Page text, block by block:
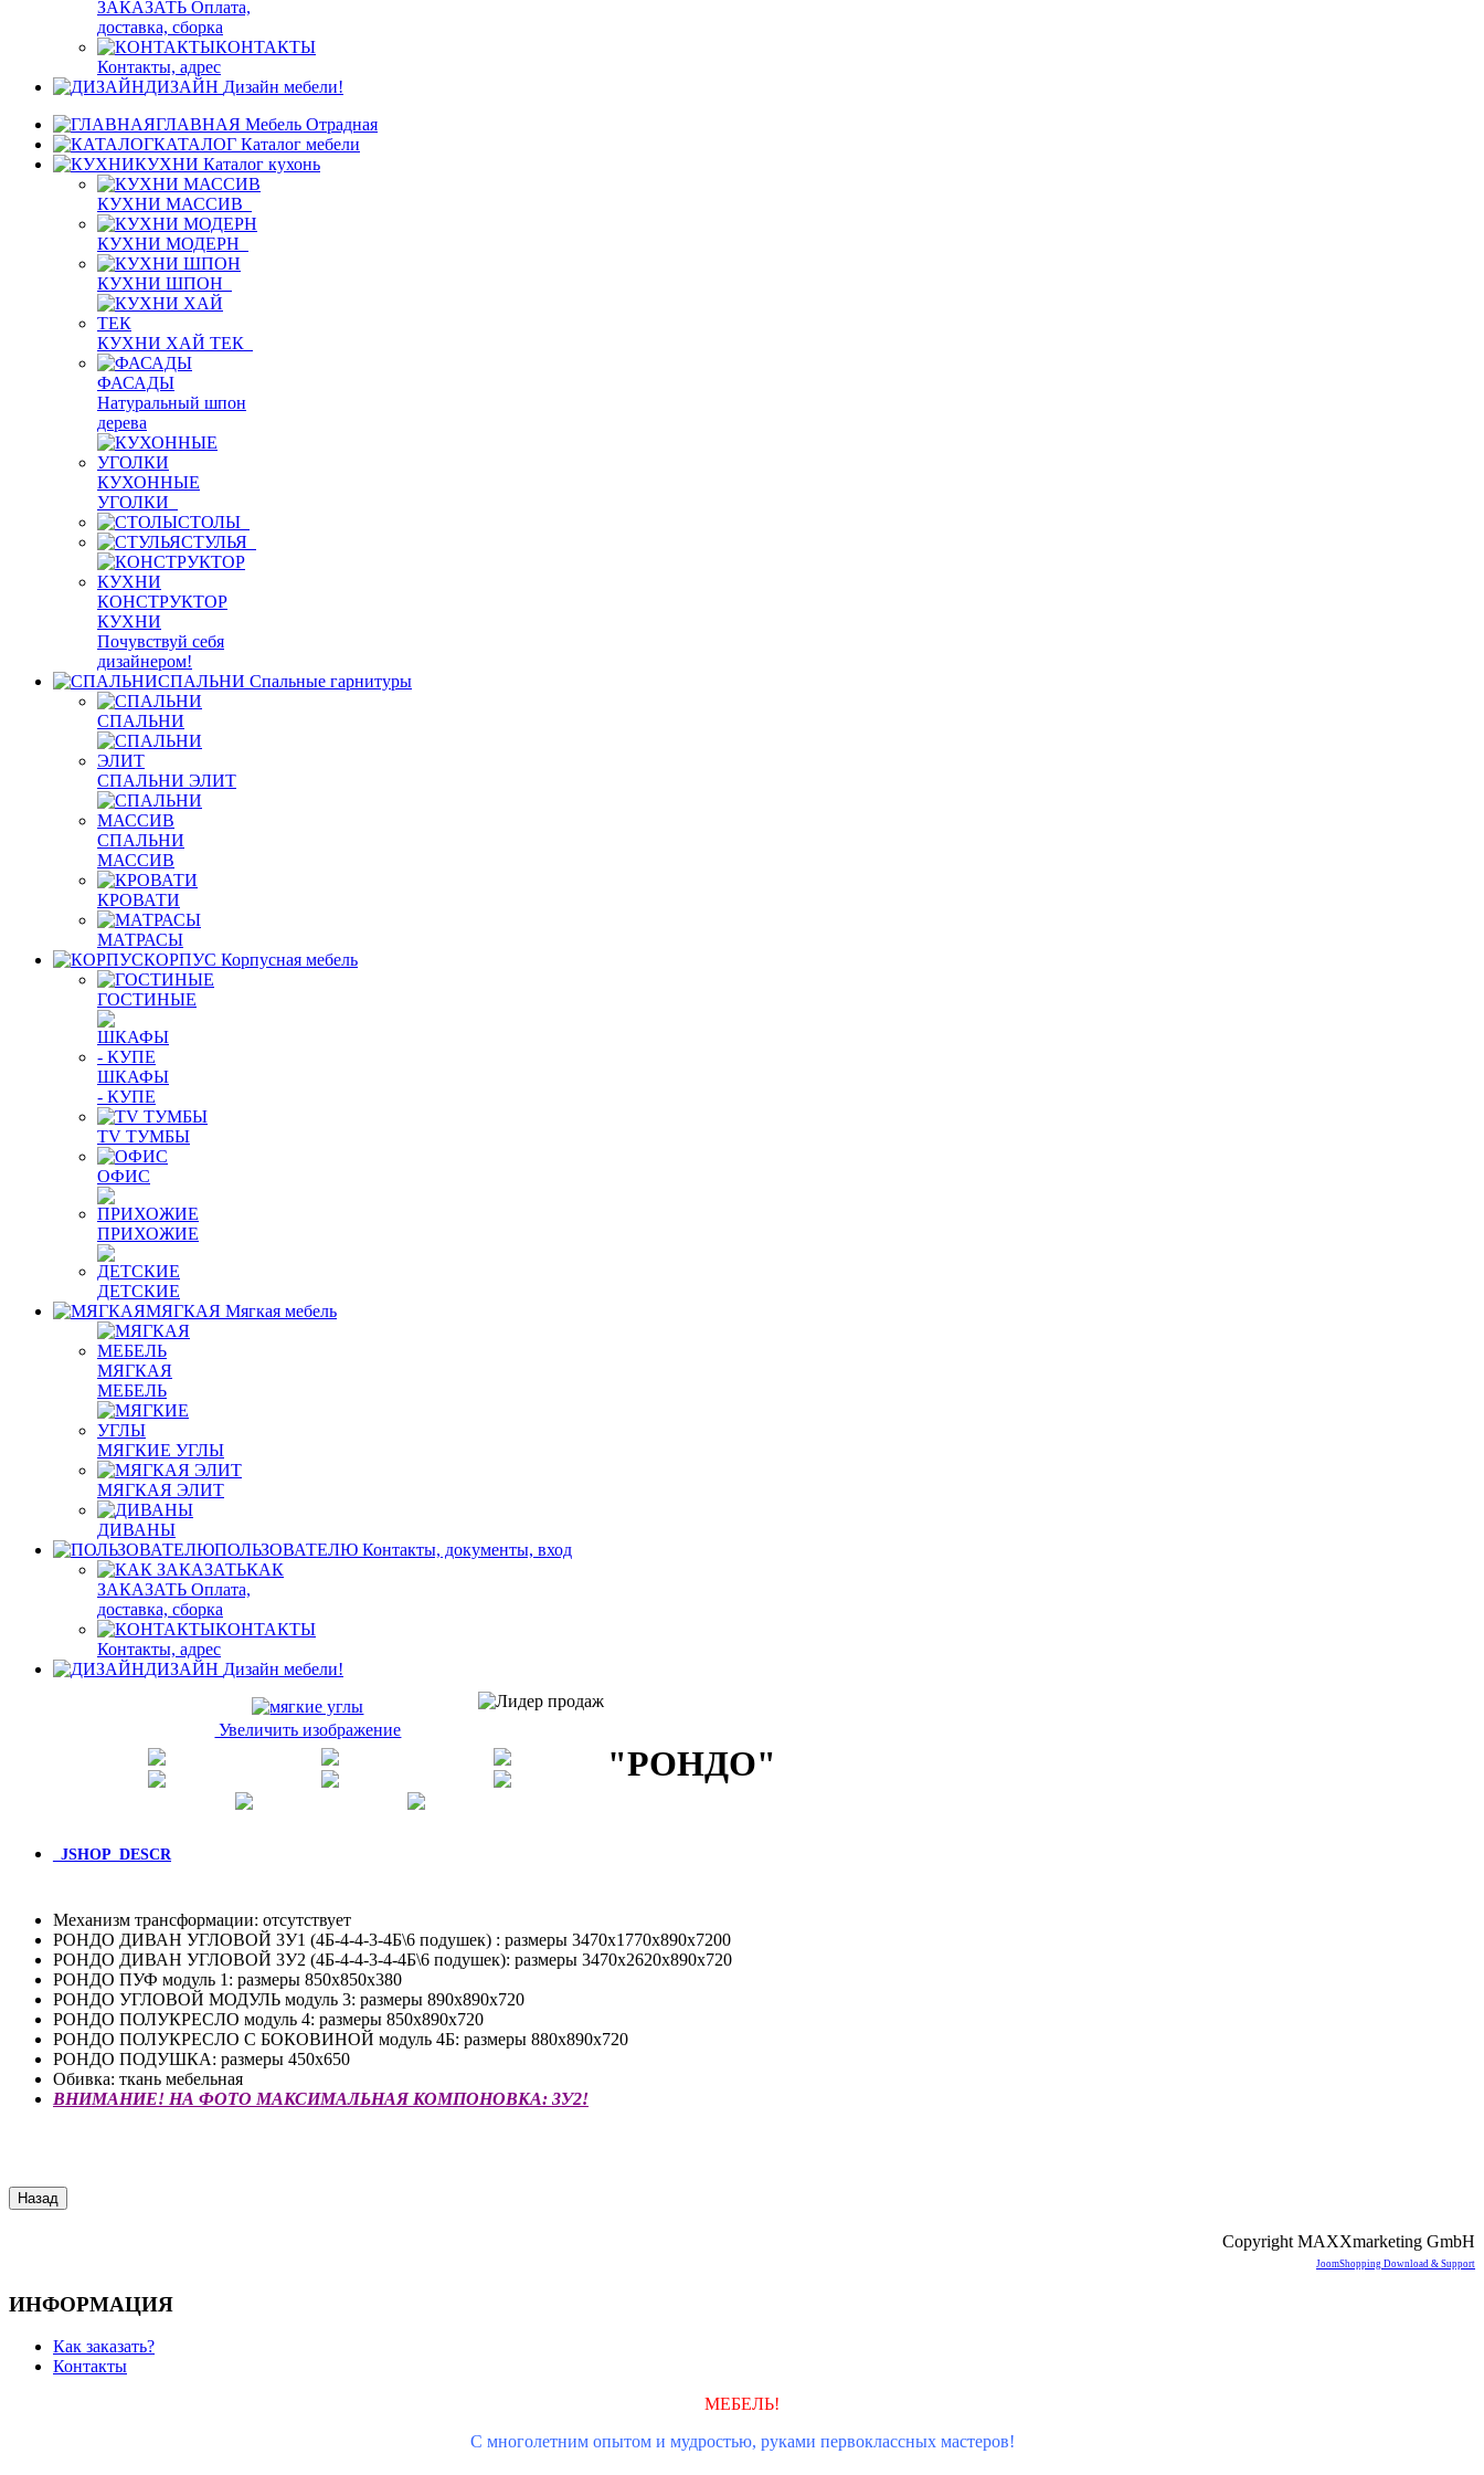
ЗАКАЗАТЬ Оплата,
доставка, сборка
КОНТАКТЫ
Контакты, адрес
ДИЗАЙН Дизайн мебели!
ГЛАВНАЯ Мебель Отрадная
КАТАЛОГ Каталог мебели
КУХНИ Каталог кухонь
КУХНИ МАССИВ
КУХНИ МОДЕРН
КУХНИ ШПОН
КУХНИ ХАЙ ТЕК
ФАСАДЫ
Натуральный шпон
дерева
КУХОННЫЕ
УГОЛКИ
СТОЛЫ
СТУЛЬЯ
КОНСТРУКТОР
КУХНИ
Почувствуй себя
дизайнером!
СПАЛЬНИ Спальные гарнитуры
СПАЛЬНИ
СПАЛЬНИ ЭЛИТ
СПАЛЬНИ
МАССИВ
КРОВАТИ
МАТРАСЫ
КОРПУС Корпусная мебель
ГОСТИНЫЕ
ШКАФЫ
- КУПЕ
TV ТУМБЫ
ОФИС
ПРИХОЖИЕ
ДЕТСКИЕ
МЯГКАЯ Мягкая мебель
МЯГКАЯ
МЕБЕЛЬ
МЯГКИЕ УГЛЫ
МЯГКАЯ ЭЛИТ
ДИВАНЫ
ПОЛЬЗОВАТЕЛЮ Контакты, документы, вход
КАК
ЗАКАЗАТЬ Оплата,
доставка, сборка
КОНТАКТЫ
Контакты, адрес
ДИЗАЙН Дизайн мебели!
Увеличить изображение
"РОНДО"
_JSHOP_DESCR
Механизм трансформации: отсутствует
РОНДО ДИВАН УГЛОВОЙ 3У1 (4Б-4-4-3-4Б\6 подушек) : размеры 3470х1770х890х7200
РОНДО ДИВАН УГЛОВОЙ 3У2 (4Б-4-4-3-4-4Б\6 подушек): размеры 3470х2620х890х720
РОНДО ПУФ модуль 1: размеры 850х850х380
РОНДО УГЛОВОЙ МОДУЛЬ модуль 3: размеры 890х890х720
РОНДО ПОЛУКРЕСЛО модуль 4: размеры 850х890х720
РОНДО ПОЛУКРЕСЛО С БОКОВИНОЙ модуль 4Б: размеры 880х890х720
РОНДО ПОДУШКА: размеры 450х650
Обивка: ткань мебельная
ВНИМАНИЕ! НА ФОТО МАКСИМАЛЬНАЯ КОМПОНОВКА: 3У2!
Copyright MAXXmarketing GmbH
JoomShopping Download & Support
ИНФОРМАЦИЯ
Как заказать?
Контакты
МЕБЕЛЬ!
С многолетним опытом и мудростью, руками первоклассных мастеров!